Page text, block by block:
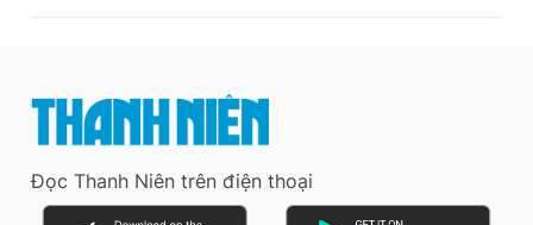
Đọc Thanh Niên trên điện thoại